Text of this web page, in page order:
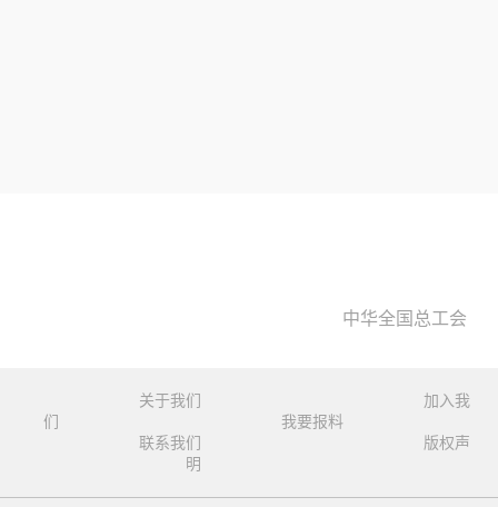
中华全国总工会
关于我们
加入我
们
我要报料
联系我们
版权声
明